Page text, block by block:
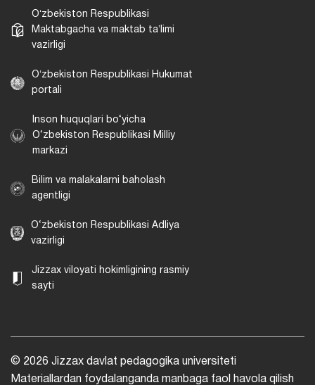
Oʻzbekiston Respublikasi
Maktabgacha va maktab taʼlimi
vazirligi
Oʻzbekiston Respublikasi Hukumat
portali
Inson huquqlari bo‘yicha
O‘zbekiston Respublikasi Milliy
markazi
Bilim va malakalarni baholash
agentligi
O‘zbekiston Respublikasi Adliya
vazirligi
Jizzax viloyati hokimligining rasmiy
sayti
© 2026 Jizzax davlat pedagogika universiteti
Materiallardan foydalanganda manbaga faol havola qilish